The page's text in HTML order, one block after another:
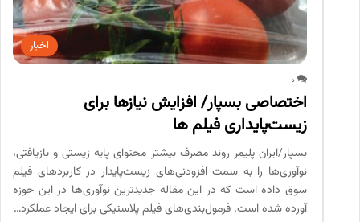
اخبار
0
اختصاصی بسپار/ افزایش نیازها برای
زیست‌‌پایداری فیلم‌ ها
بسپار/ایران پلیمر روند مصرف بیشتر محتوای پایه زیستی و بازیافتی،
نوآوری‌‌ها را به سمت افزودنی‌‌های زیست‌‌پایدار در کاربردهای فیلم
سوق داده است که در این مقاله جدیدترین نوآوری‌‌ها در این حوزه
آورده شده است. فرمول‌‌بندی‌‌های فیلم پلاستیکی برای ایجاد عملکرد…